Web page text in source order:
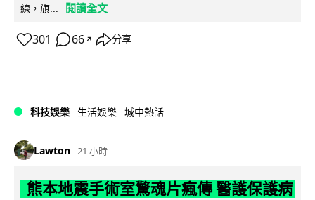
線，旗...
閱讀全文
301 66 ↗ 分享
科技娛樂 生活娛樂 城中熱話
Lawton 21 小時
熊本地震手術室驚魂片瘋傳 醫護保護病